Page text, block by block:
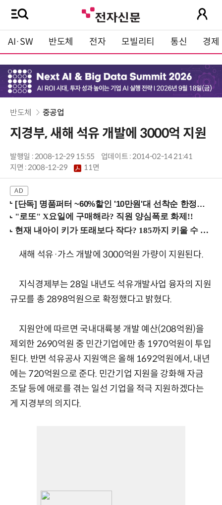
AI·SW 반도체 전자 모빌리티 통신 경제
반도체 중공업
지경부, 새해 석유 개발에 3000억 지원
발행일 : 2008-12-29 15:55
업데이트 : 2014-02-14 21:41
지면 :2008-12-29 11면
[단독] 명품퍼터 ~60%할인 '10만원'대 선착순 한정판매!
새해 석유·가스 개발에 3000억원 가량이 지원된다.
지식경제부는 28일 내년도 석유개발사업 융자의 지원
규모를 총 2898억원으로 확정했다고 밝혔다.
지원안에 따르면 국내대륙붕 개발 예산(208억원)을
제외한 2690억원 중 민간기업에만 총 1970억원이 투입
된다. 반면 석유공사 지원액은 올해 1692억원에서, 내년
에는 720억원으로 준다. 민간기업 지원을 강화해 자금
조달 등에 애로를 겪는 일선 기업을 적극 지원하겠다는
게 지경부의 의지다.